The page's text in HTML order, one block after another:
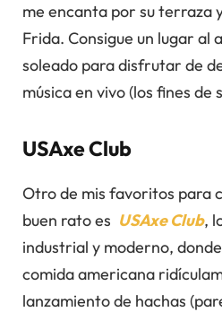
me encanta por su terraza
Frida. Consigue un lugar al
soleado para disfrutar de
música en vivo (los fines de
USAxeClub
Otro de mis favoritos para
buen rato es USAxe Club,
industrial y moderno,
comida americana
lanzamiento de hachas